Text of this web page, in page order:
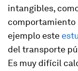
intangibles,
comportamiento
ejemplo este
del transporte
Es muy difícil